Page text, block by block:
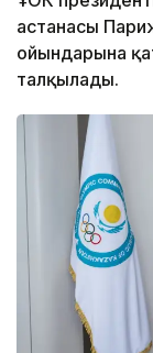
астанасы
ойындарына
талқылады.